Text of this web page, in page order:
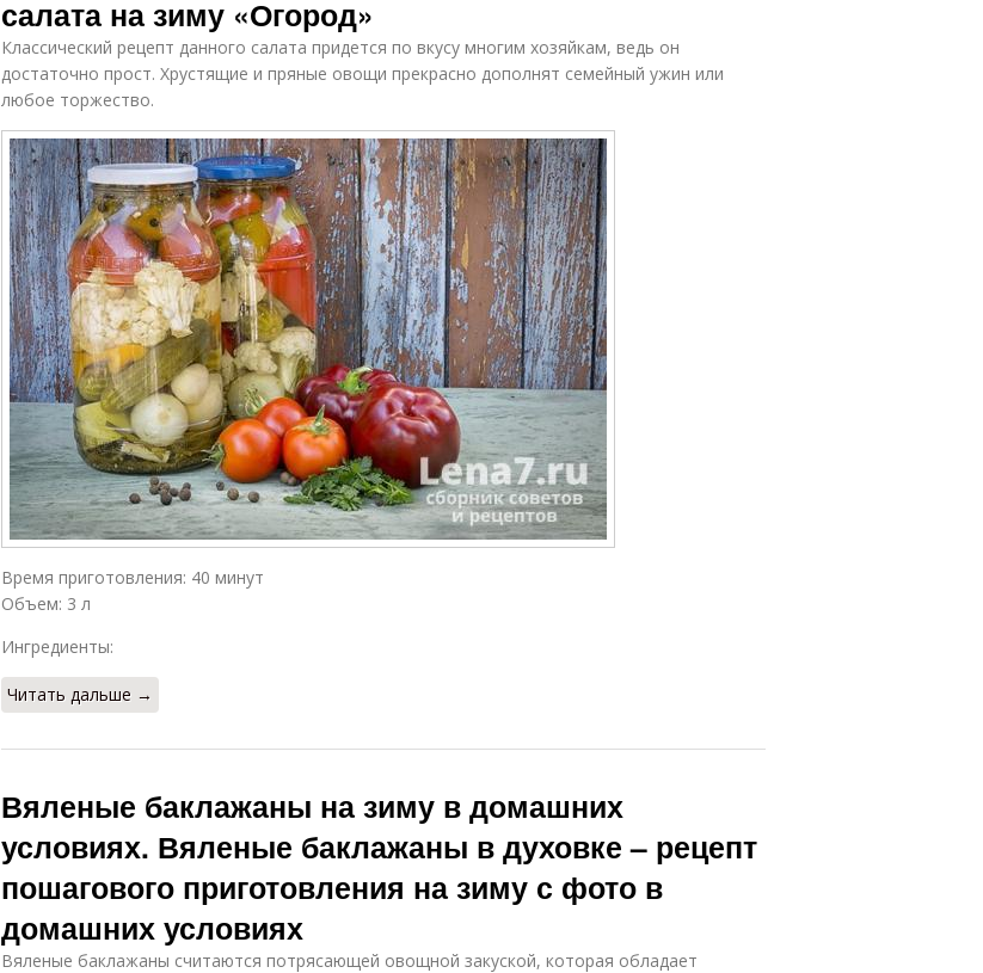
салата на зиму «Огород»
Классический рецепт данного салата придется по вкусу многим хозяйкам, ведь он
достаточно прост. Хрустящие и пряные овощи прекрасно дополнят семейный ужин или
любое торжество.
Время приготовления: 40 минут
Объем: 3 л
Ингредиенты:
Читать дальше →
Вяленые баклажаны на зиму в домашних
условиях. Вяленые баклажаны в духовке – рецепт
пошагового приготовления на зиму с фото в
домашних условиях
Вяленые баклажаны считаются потрясающей овощной закуской, которая обладает